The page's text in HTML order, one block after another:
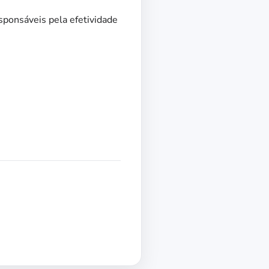
pela efetividade